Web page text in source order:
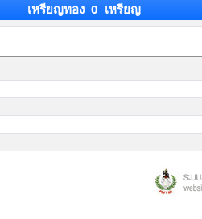
เหรียญทอง 0 เหรียญ